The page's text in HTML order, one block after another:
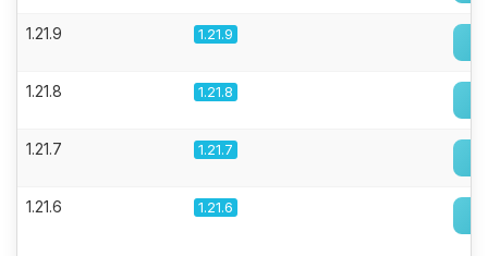
1.21.9 1.21.9
1.21.8 1.21.8
1.21.7 1.21.7
1.21.6 1.21.6